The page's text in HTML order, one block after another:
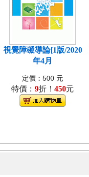
視覺障礙導論[1版/2020
年4月
定價：500 元
特價： 9折！ 450元